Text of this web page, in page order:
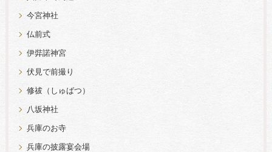
今宮神社
仏前式
伊弉諾神宮
伏見で前撮り
修祓（しゅばつ）
八坂神社
兵庫のお寺
兵庫の披露宴会場